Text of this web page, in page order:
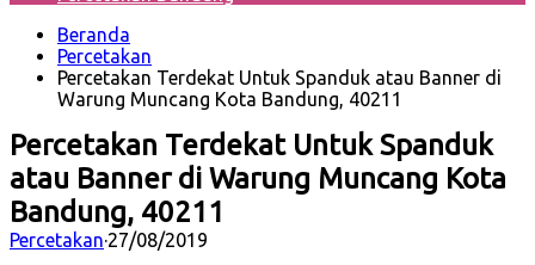
Beranda
Percetakan
Percetakan Terdekat Untuk Spanduk atau Banner di
Warung Muncang Kota Bandung, 40211
Percetakan Terdekat Untuk Spanduk
atau Banner di Warung Muncang Kota
Bandung, 40211
Percetakan·27/08/2019